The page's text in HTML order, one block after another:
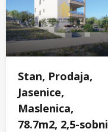
Stan, Prodaja,
Jasenice,
Maslenica,
78.7m2, 2,5-sobni